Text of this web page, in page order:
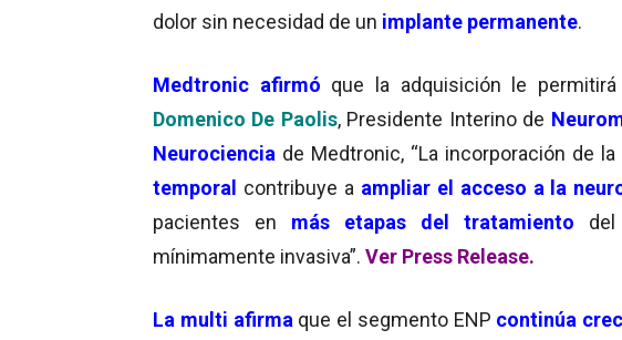
dolor sin necesidad de un implante permanente.
Medtronic afirmó que la adquisición le permitirá
Domenico De Paolis, Presidente Interino de
Neurociencia de Medtronic, “La incorporación de la
temporal contribuye a ampliar el acceso a la
pacientes en más etapas del tratamiento del
mínimamente invasiva”. Ver Press Release.
La multi afirma que el segmento ENP continúa